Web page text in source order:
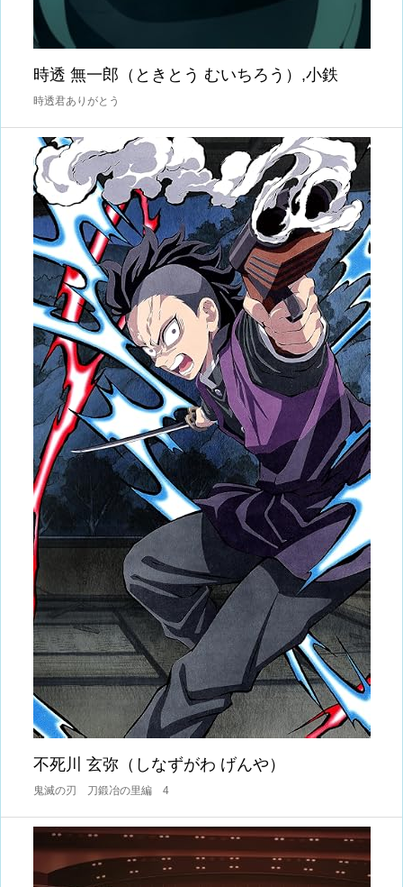
時透 無一郎（ときとう むいちろう）,小鉄
時透君ありがとう
不死川 玄弥（しなずがわ げんや）
鬼滅の刃 刀鍛冶の里編 4